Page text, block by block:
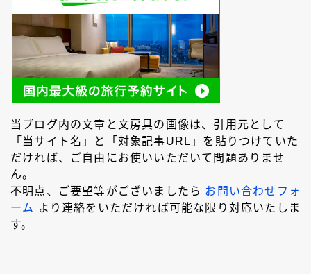
当ブログ内の文章と文房具の画像は、引用元として
「当サイト名」と「対象記事URL」を貼りつけていた
だければ、ご自由にお使いいただいて問題ありませ
ん。
不明点、ご要望等がございましたら お問い合わせフォ
ーム より連絡をいただければ可能な限り対応いたしま
す。